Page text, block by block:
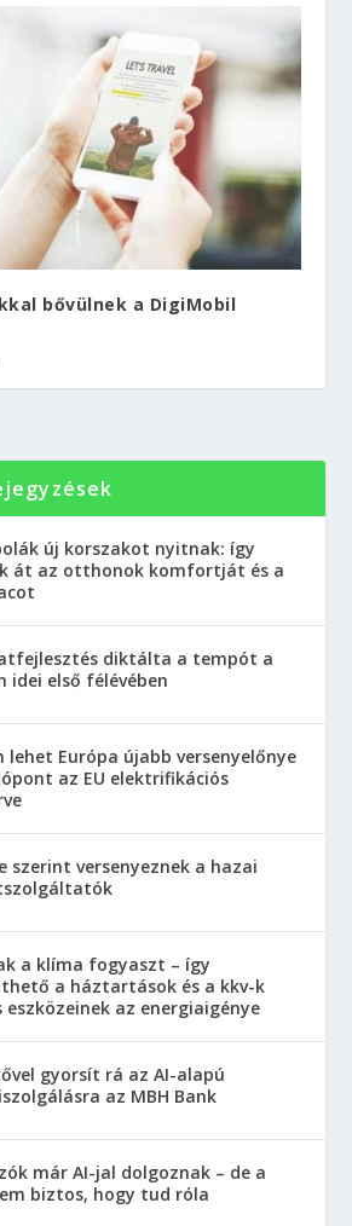
bővülnek a DigiMobil
új korszakot nyitnak: így
át az otthonok komfortját és a
diktálta a tempót a
idei első félévében
lehet Európa újabb versenyelőnye
az EU elektrifikációs
szerint versenyeznek a hazai
a klíma fogyaszt – így
a háztartások és a kkv-k
az energiaigénye
gyorsít rá az AI-alapú
az MBH Bank
már AI-jal dolgoznak – de a
biztos, hogy tud róla